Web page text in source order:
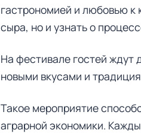
гастрономией и любовью к
сыра, но и узнать о
На фестивале гостей ждут
новыми вкусами и
Такое мероприятие
аграрной экономики.